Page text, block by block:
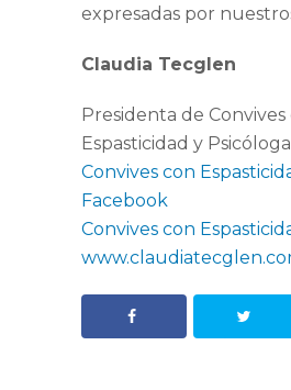
expresadas por
Claudia Tecglen
Presidenta de Convives
Espasticidad y Psicóloga
Convives con
Facebook
Convives con